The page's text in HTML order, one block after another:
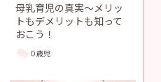
母乳育児の真実〜メリッ
トもデメリットも知って
おこう！
０歳児